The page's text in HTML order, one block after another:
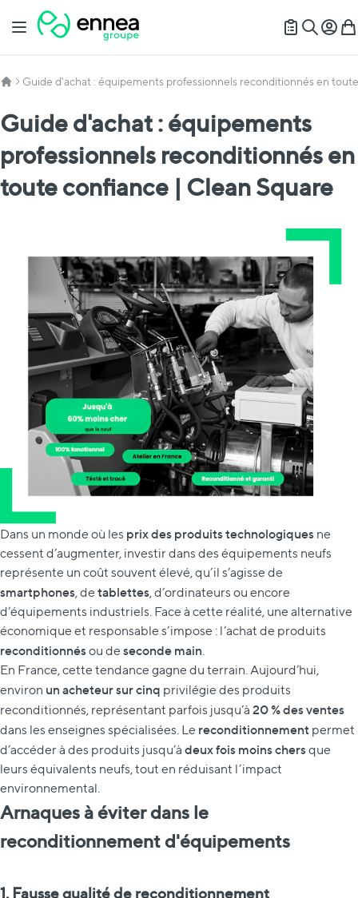
Allez au contenu
Basculer la navigation
Mon
Guide d'achat : équipements professionnels reconditionnés en
Guide d'achat : équipements
professionnels reconditionnés en
toute confiance | Clean Square
Dans un monde où les prix des produits technologiques ne
cessent d’augmenter, investir dans des équipements neufs
représente un coût souvent élevé, qu’il s’agisse de
smartphones, de tablettes, d’ordinateurs ou encore
d’équipements industriels. Face à cette réalité, une alternative
économique et responsable s’impose : l’achat de produits
reconditionnésou de seconde main.
En France, cette tendance gagne du terrain. Aujourd’hui,
environ un acheteur sur cinq privilégie des produits
reconditionnés, représentant parfois jusqu’à 20 % des ventes
dans les enseignes spécialisées. Le reconditionnement permet
d’accéder à des produits jusqu’à deux fois moins chersque
leurs équivalents neufs, tout en réduisant l’impact
environnemental.
Arnaques à éviter dans le
reconditionnement d'équipements
1. Fausse qualité de reconditionnement